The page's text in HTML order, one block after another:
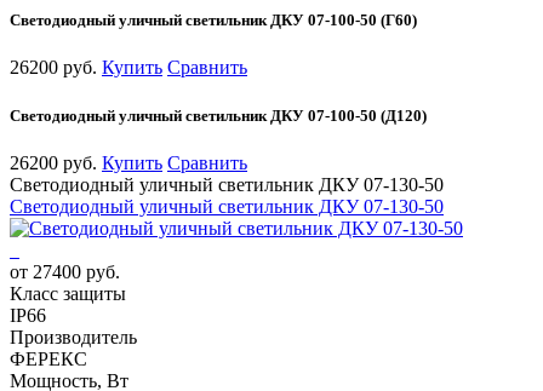
Светодиодный уличный светильник ДКУ 07-100-50 (Г60)
26200 руб. Купить Сравнить
Светодиодный уличный светильник ДКУ 07-100-50 (Д120)
26200 руб. Купить Сравнить
Светодиодный уличный светильник ДКУ 07-130-50
Светодиодный уличный светильник ДКУ 07-130-50
от 27400 руб.
Класс защиты
IP66
Производитель
ФЕРЕКС
Мощность, Вт